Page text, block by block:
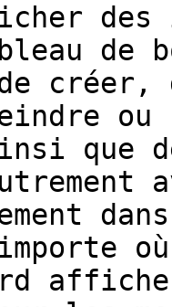
de
créer,
ou
que
où